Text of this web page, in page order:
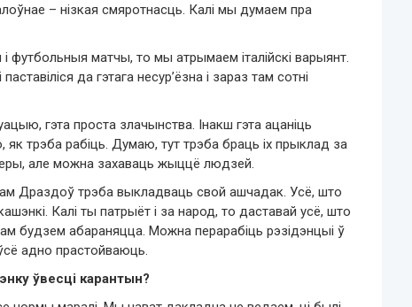
– нізкая смяротнасць. Калі мы думаем пра
футбольныя матчы, то мы атрымаем італійскі варыянт.
да гэтага несур’ёзна і зараз там сотні
гэта проста злачынства. Інакш гэта ацаніць
трэба рабіць. Думаю, тут трэба браць іх прыклад за
але можна захаваць жыццё людзей.
Драздоў трэба выкладваць свой ашчадак. Усё, што
Калі ты патрыёт і за народ, то даставай усё, што
будзем абараняцца. Можна перарабіць рэзідэнцыі ў
адно прастойваюць.
ўвесці карантын?